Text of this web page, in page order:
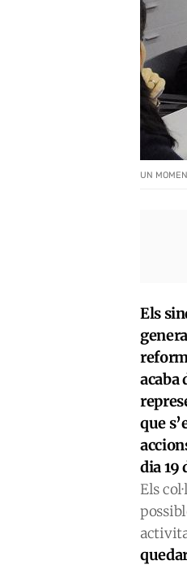
UN
Els
acaba
que
dia 19
Els